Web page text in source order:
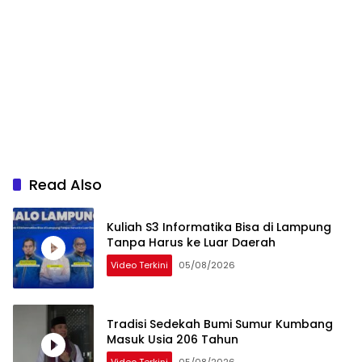
Read Also
Kuliah S3 Informatika Bisa di Lampung
Tanpa Harus ke Luar Daerah
Video Terkini 05/08/2026
Tradisi Sedekah Bumi Sumur Kumbang
Masuk Usia 206 Tahun